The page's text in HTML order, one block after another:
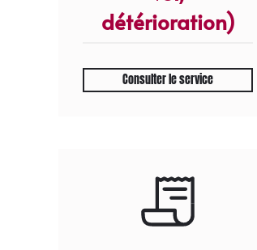
détérioration)
Consulter le service